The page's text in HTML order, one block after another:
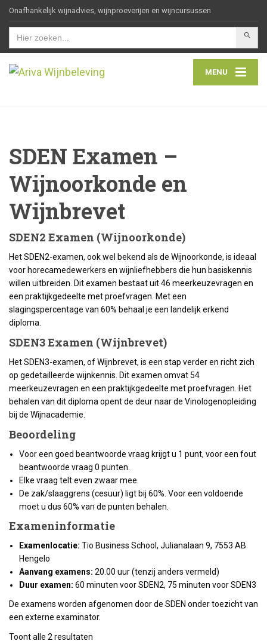
Onafhankelijk wijnadvies, wijnproeverijen en wijncursussen
Zoek
naar:
MENU
SDEN Examen –
Wijnoorkonde en
Wijnbrevet
SDEN2 Examen (Wijnoorkonde)
Het SDEN2-examen, ook wel bekend als de Wijnoorkonde, is ideaal
voor horecamedewerkers en wijnliefhebbers die hun basiskennis
willen uitbreiden. Dit examen bestaat uit 46 meerkeuzevragen en
een praktijkgedeelte met proefvragen. Met een
slagingspercentage van 60% behaal je een landelijk erkend
diploma.
SDEN3 Examen (Wijnbrevet)
Het SDEN3-examen, of Wijnbrevet, is een stap verder en richt zich
op gedetailleerde wijnkennis. Dit examen omvat 54
meerkeuzevragen en een praktijkgedeelte met proefvragen. Het
behalen van dit diploma opent de deur naar de Vinologenopleiding
bij de Wijnacademie.
Beoordeling
Voor een goed beantwoorde vraag krijgt u 1 punt, voor een fout
beantwoorde vraag 0 punten.
Elke vraag telt even zwaar mee.
De zak/slaaggrens (cesuur) ligt bij 60%. Voor een voldoende
moet u dus 60% van de punten behalen.
Exameninformatie
Examenlocatie: Tio Business School, Julianalaan 9, 7553 AB
Hengelo
Aanvang examens: 20.00 uur (tenzij anders vermeld)
Duur examen: 60 minuten voor SDEN2, 75 minuten voor SDEN3
De examens worden afgenomen door de SDEN onder toezicht van
een externe examinator.
Toont alle 2 resultaten